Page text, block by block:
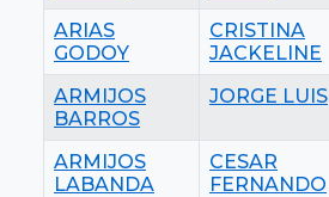
ARIAS
GODOY
CRISTINA
JACKELINE
ARMIJOS
BARROS
JORGE LUIS
ARMIJOS
LABANDA
CESAR
FERNANDO